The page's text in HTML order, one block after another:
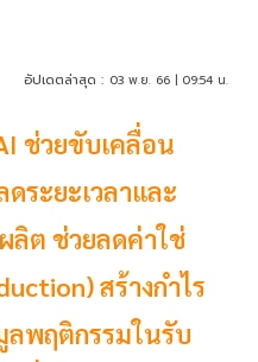
อัปเดตล่าสุด : 03 พ.ย. 66 | 09:54 น.
ช่วยขับเคลื่อน
ระยะเวลาและ
ลิต ช่วยลดค่าใช่
สร้างกำไร
ลพฤติกรรมในรับ